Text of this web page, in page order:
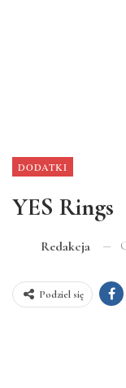
DODATKI
YES Rings
Redakcja
Podziel się